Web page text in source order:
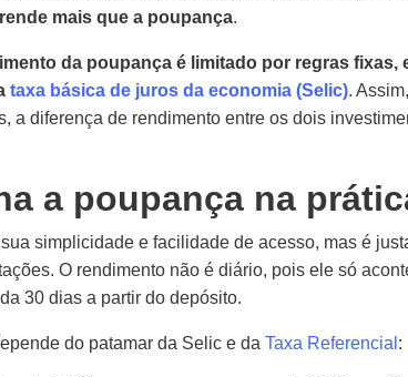
mais que a poupança.
da poupança é limitado por regras fixas,
taxa básica de juros da economia (Selic).
a diferença de rendimento entre os dois
a poupança na
simplicidade e facilidade de acesso, mas é
O rendimento não é diário, pois ele só
30 dias a partir do depósito.
do patamar da Selic e da Taxa Referencial :